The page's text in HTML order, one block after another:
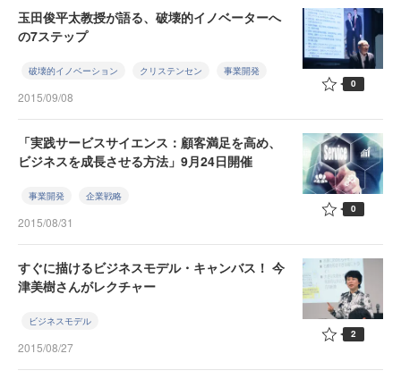
玉田俊平太教授が語る、破壊的イノベーターへ
の7ステップ
破壊的イノベーション クリステンセン 事業開発
2015/09/08
0
「実践サービスサイエンス：顧客満足を高め、
ビジネスを成長させる方法」9月24日開催
事業開発 企業戦略
2015/08/31
0
すぐに描けるビジネスモデル・キャンバス！ 今
津美樹さんがレクチャー
ビジネスモデル
2015/08/27
2